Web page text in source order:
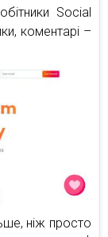
Social
коментарі –
ніж просто